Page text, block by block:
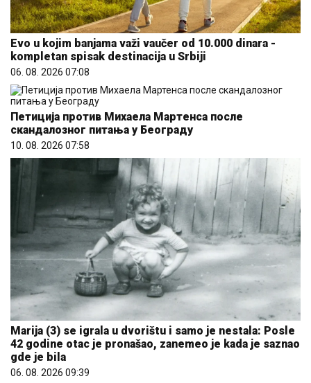
Evo u kojim banjama važi vaučer od 10.000 dinara -
kompletan spisak destinacija u Srbiji
06. 08. 2026 07:08
Петиција против Михаела Мартенса после
скандалозног питања у Београду
10. 08. 2026 07:58
Marija (3) se igrala u dvorištu i samo je nestala: Posle
42 godine otac je pronašao, zanemeo je kada je saznao
gde je bila
06. 08. 2026 09:39